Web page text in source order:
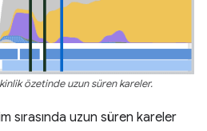
özetinde uzun süren kareler.
sırasında uzun süren kareler